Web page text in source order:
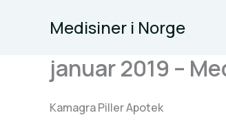
Medisiner i Norge
januar 2019 –
Kamagra Piller Apotek